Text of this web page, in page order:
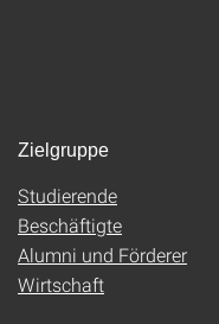
Zielgruppe
Studierende
Beschäftigte
Alumni und Förderer
Wirtschaft